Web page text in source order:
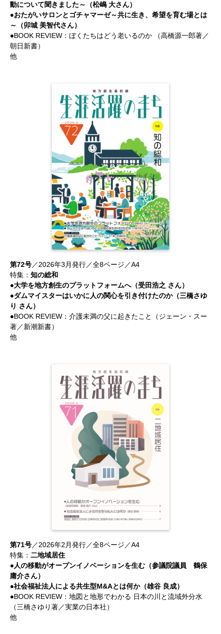
動について聞きました～（松嶋 大さん）
●おたがいサロンとゴチャマーゼ～共に生き、希望を育む場とは
～（卯城 美智代さん）
●BOOK REVIEW：ぼくたちはどう老いるのか （高橋源一郎著／
朝日新書）
他
第72号／2026年3月発行／全8ページ／A4
特集： 知の総和
●大学を地方創生のプラットフォームへ（受田浩之 さん）
●ダムマイスターはいかに人の関心を引き付けたのか（三橋さゆ
り さん）
●BOOK REVIEW：介護未満の父に起きたこと（ジェーン・スー
著／新潮新書）
他
第71号／2026年2月発行／全8ページ／A4
特集： 二地域居住
●人の移動がオープンイノベーションを生む（参議院議員 鶴保
庸介さん）
●社会福祉法人による共生型M&Aとは何か（雄谷 良成）
●BOOK REVIEW：地図と地形でわかる 日本の川と流域外分水
（三橋さゆり著／実業の日本社）
他